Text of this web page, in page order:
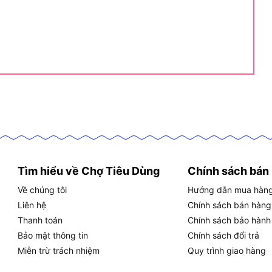
DK-CN25501PLUS Gồm
tra cứu hoặc so sánh với các dòng máy khác:
cắt trực tiếp từ trên xuống, không có ray trượt)
Tìm hiểu về Chợ Tiêu Dùng
Về chúng tôi
Liên hệ
Thanh toán
Bảo mật thông tin
Miễn trừ trách nhiệm
Chính sách bán
Hướng dẫn mua
Chính sách bán hàng
Chính sách bảo hành
Chính sách đổi trả
Quy trình giao hàng